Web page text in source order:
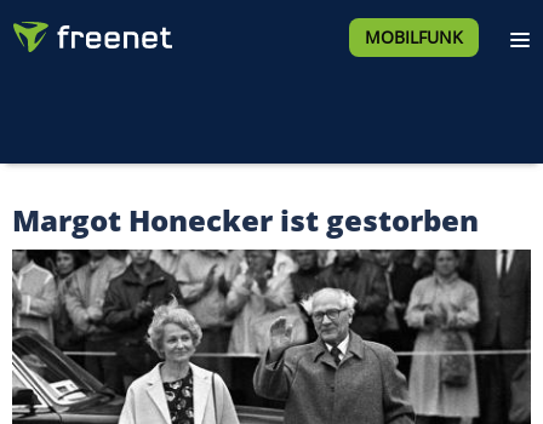
MOBILFUNK
Margot Honecker ist gestorben